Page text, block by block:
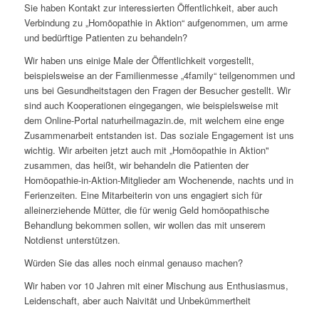
Sie haben Kontakt zur interessierten Öffentlichkeit, aber auch
Verbindung zu „Homöopathie in Aktion“ aufgenommen, um arme
und bedürftige Patienten zu behandeln?
Wir haben uns einige Male der Öffentlichkeit vorgestellt,
beispielsweise an der Familienmesse „4family“ teilgenommen und
uns bei Gesundheitstagen den Fragen der Besucher gestellt. Wir
sind auch Kooperationen eingegangen, wie beispielsweise mit
dem Online-Portal naturheilmagazin.de, mit welchem eine enge
Zusammenarbeit entstanden ist. Das soziale Engagement ist uns
wichtig. Wir arbeiten jetzt auch mit „Homöopathie in Aktion"
zusammen, das heißt, wir behandeln die Patienten der
Homöopathie-in-Aktion-Mitglieder am Wochenende, nachts und in
Ferienzeiten. Eine Mitarbeiterin von uns engagiert sich für
alleinerziehende Mütter, die für wenig Geld homöopathische
Behandlung bekommen sollen, wir wollen das mit unserem
Notdienst unterstützen.
Würden Sie das alles noch einmal genauso machen?
Wir haben vor 10 Jahren mit einer Mischung aus Enthusiasmus,
Leidenschaft, aber auch Naivität und Unbekümmertheit